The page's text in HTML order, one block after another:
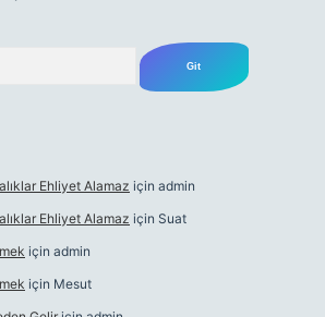
Ehliyet Alamaz için admin
Ehliyet Alamaz için Suat
için admin
için Mesut